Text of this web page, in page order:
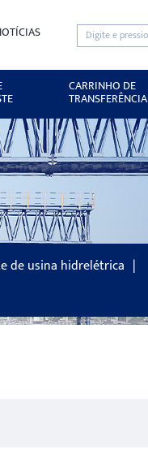
CARRINHO DE
TRANSFERÊNCIA
de usina hidrelétrica